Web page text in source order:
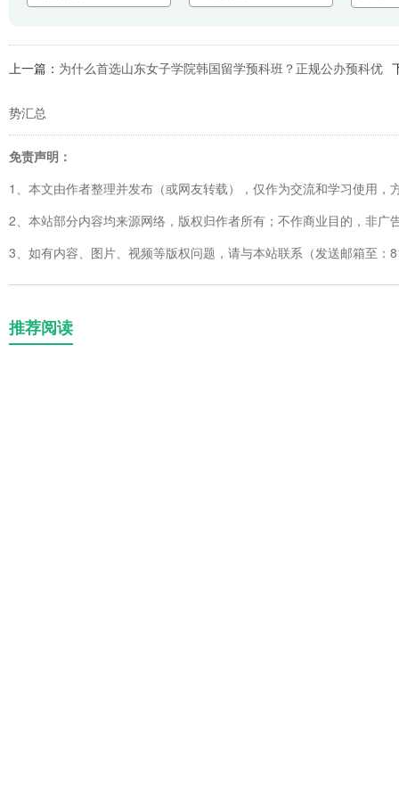
上一篇： 为什么首选山东女子学院韩国留学预科班？正规公办预科优
势汇总
免责声明：
1、本文由作者整理并发布（或网友转载），仅作为交流和学习使用
2、本站部分内容均来源网络，版权归作者所有；不作商业目的，非广
3、如有内容、图片、视频等版权问题，请与本站联系（发送邮箱至
推荐阅读